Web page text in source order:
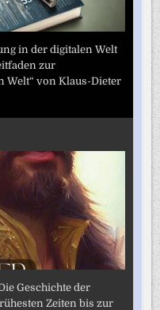
in der digitalen Welt
zur
Welt“ von Klaus-Dieter
Geschichte der
Zeiten bis zur